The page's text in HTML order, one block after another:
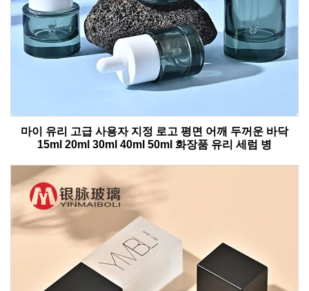
마이 유리 고급 사용자 지정 로고 평면 어깨 두꺼운 바닥
15ml 20ml 30ml 40ml 50ml 화장품 유리 세럼 병